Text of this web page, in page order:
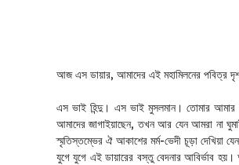
আজ এস ডায়ার, আমাদের এই মহামিলনের পবিত্র
এস ভাই হিন্দু। এস ভাই মুসলমান। তোমার আমার
আমাদের জাগাইয়াছেন, তখন আর যেন আমরা না
স্মৃতিস্তম্ভের ঐ আকাশের মর্ম-ভেদী চূড়া দেখিয়া
যুগে যুগে এই ডায়ারের বস্তু বেদনার আবির্ভাব